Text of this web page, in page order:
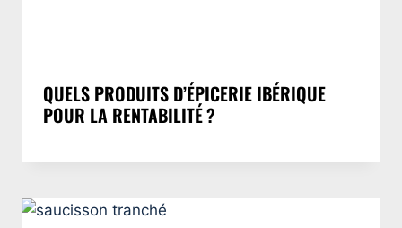
QUELS PRODUITS D’ÉPICERIE IBÉRIQUE
POUR LA RENTABILITÉ ?